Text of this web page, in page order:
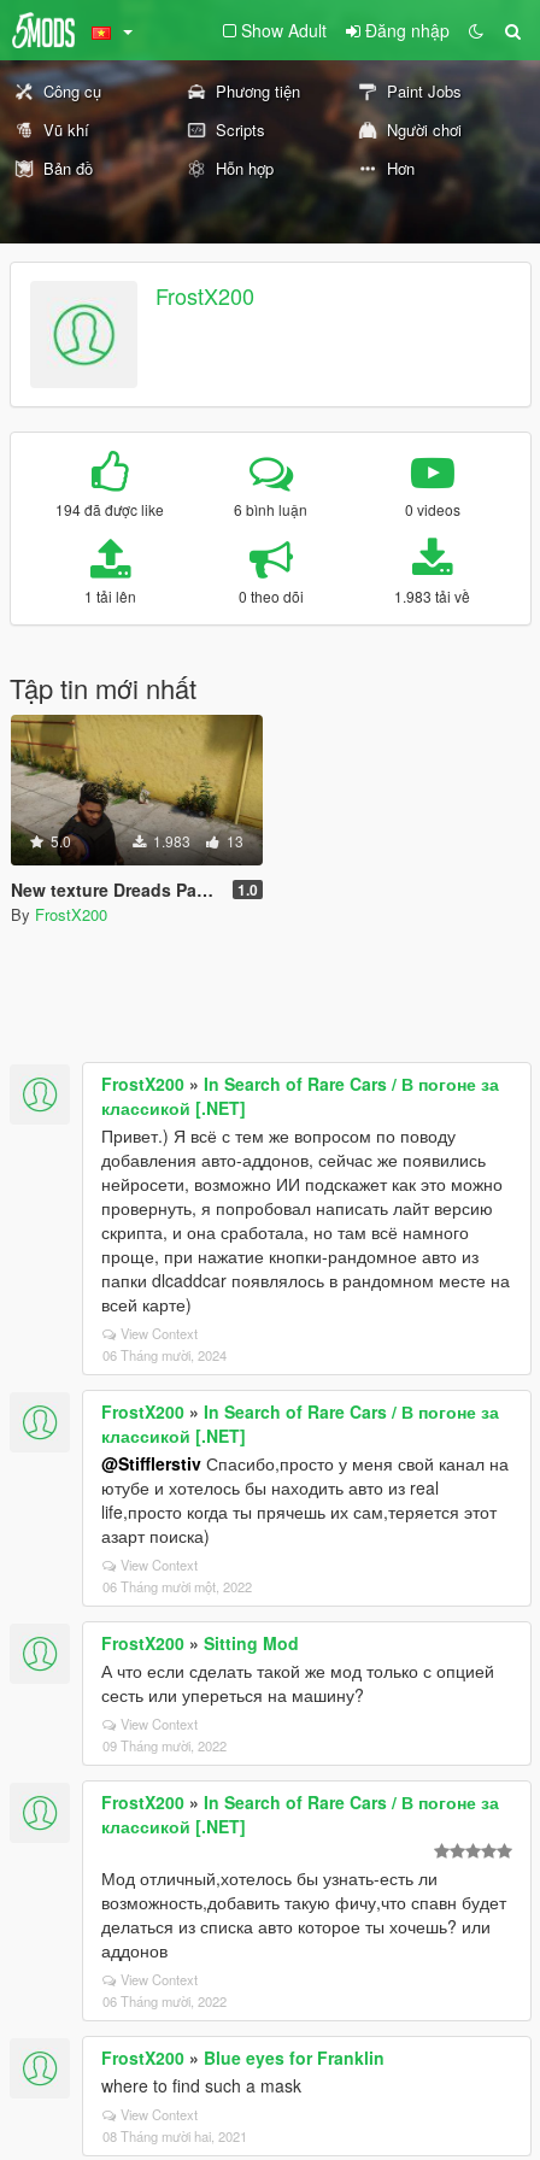
Show Adult Đăng nhập
Công cụ Phương tiện
Paint Jobs
Vũ khí
Scripts
Người chơi
Bản đồ
Hỗn hợp Hơn
FrostX200
194 đã được like 6 bình luận 0 videos
1 tải lên 0 theo dõi 1.983 tải về
Tập tin mới nhất
5.0 1.983 13
New texture Dreads Pack For Franklin 1.0
By FrostX200
FrostX200 » In Search of Rare Cars / В погоне за
классикой [.NET]
Привет.) Я всё с тем же вопросом по поводу
добавления авто-аддонов, сейчас же появились
нейросети, возможно ИИ подскажет как это можно
провернуть, я попробовал написать лайт версию
скрипта, и она сработала, но там всё намного
проще, при нажатие кнопки-рандомное авто из
папки dlcaddcar появлялось в рандомном месте на
всей карте)
View Context
06 Tháng mười, 2024
FrostX200 » In Search of Rare Cars / В погоне за
классикой [.NET]
@Stifflerstiv Спасибо,просто у меня свой канал на
ютубе и хотелось бы находить авто из real
life,просто когда ты прячешь их сам,теряется этот
азарт поиска)
View Context
06 Tháng mười một, 2022
FrostX200 » Sitting Mod
А что если сделать такой же мод только с опцией
сесть или упереться на машину?
View Context
09 Tháng mười, 2022
FrostX200 » In Search of Rare Cars / В погоне за
классикой [.NET]
Мод отличный,хотелось бы узнать-есть ли
возможность,добавить такую фичу,что спавн будет
делаться из списка авто которое ты хочешь? или
аддонов
View Context
06 Tháng mười, 2022
FrostX200 » Blue eyes for Franklin
where to find such a mask
View Context
08 Tháng mười hai, 2021